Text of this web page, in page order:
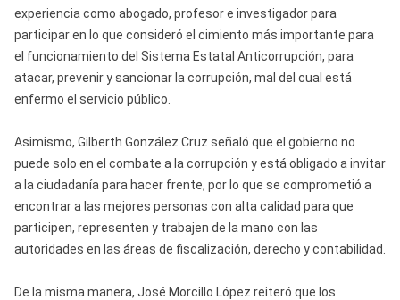
experiencia como abogado, profesor e investigador para
participar en lo que consideró el cimiento más importante para
el funcionamiento del Sistema Estatal Anticorrupción, para
atacar, prevenir y sancionar la corrupción, mal del cual está
enfermo el servicio público.
Asimismo, Gilberth González Cruz señaló que el gobierno no
puede solo en el combate a la corrupción y está obligado a invitar
a la ciudadanía para hacer frente, por lo que se comprometió a
encontrar a las mejores personas con alta calidad para que
participen, representen y trabajen de la mano con las
autoridades en las áreas de fiscalización, derecho y contabilidad.
De la misma manera, José Morcillo López reiteró que los